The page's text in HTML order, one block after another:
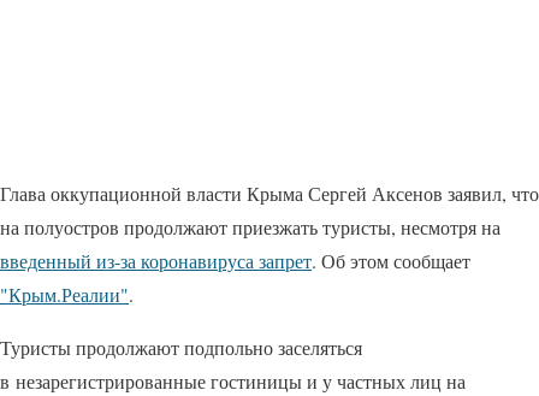
Глава оккупационной власти Крыма Сергей Аксенов заявил, что
на полуостров продолжают приезжать туристы, несмотря на
введенный из-за коронавируса запрет. Об этом сообщает
"Крым.Реалии".
Туристы продолжают подпольно заселяться
в незарегистрированные гостиницы и у частных лиц на